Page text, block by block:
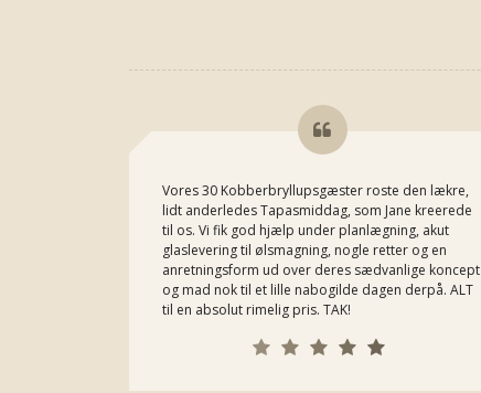
Vores 30 Kobberbryllupsgæster roste den lækre,
lidt anderledes Tapasmiddag, som Jane kreerede
til os. Vi fik god hjælp under planlægning, akut
glaslevering til ølsmagning, nogle retter og en
anretningsform ud over deres sædvanlige koncept
og mad nok til et lille nabogilde dagen derpå. ALT
til en absolut rimelig pris. TAK!